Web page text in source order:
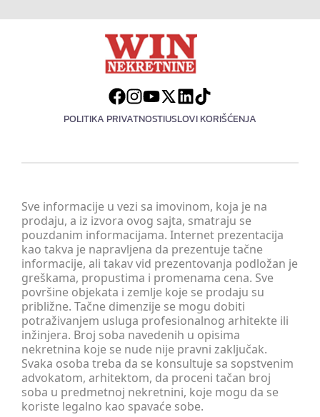
POLITIKA PRIVATNOSTIUSLOVI KORIŠĆENJA
Sve informacije u vezi sa imovinom, koja je na
prodaju, a iz izvora ovog sajta, smatraju se
pouzdanim informacijama. Internet prezentacija
kao takva je napravljena da prezentuje tačne
informacije, ali takav vid prezentovanja podložan je
greškama, propustima i promenama cena. Sve
površine objekata i zemlje koje se prodaju su
približne. Tačne dimenzije se mogu dobiti
potraživanjem usluga profesionalnog arhitekte ili
inžinjera. Broj soba navedenih u opisima
nekretnina koje se nude nije pravni zaključak.
Svaka osoba treba da se konsultuje sa sopstvenim
advokatom, arhitektom, da proceni tačan broj
soba u predmetnoj nekretnini, koje mogu da se
koriste legalno kao spavaće sobe.